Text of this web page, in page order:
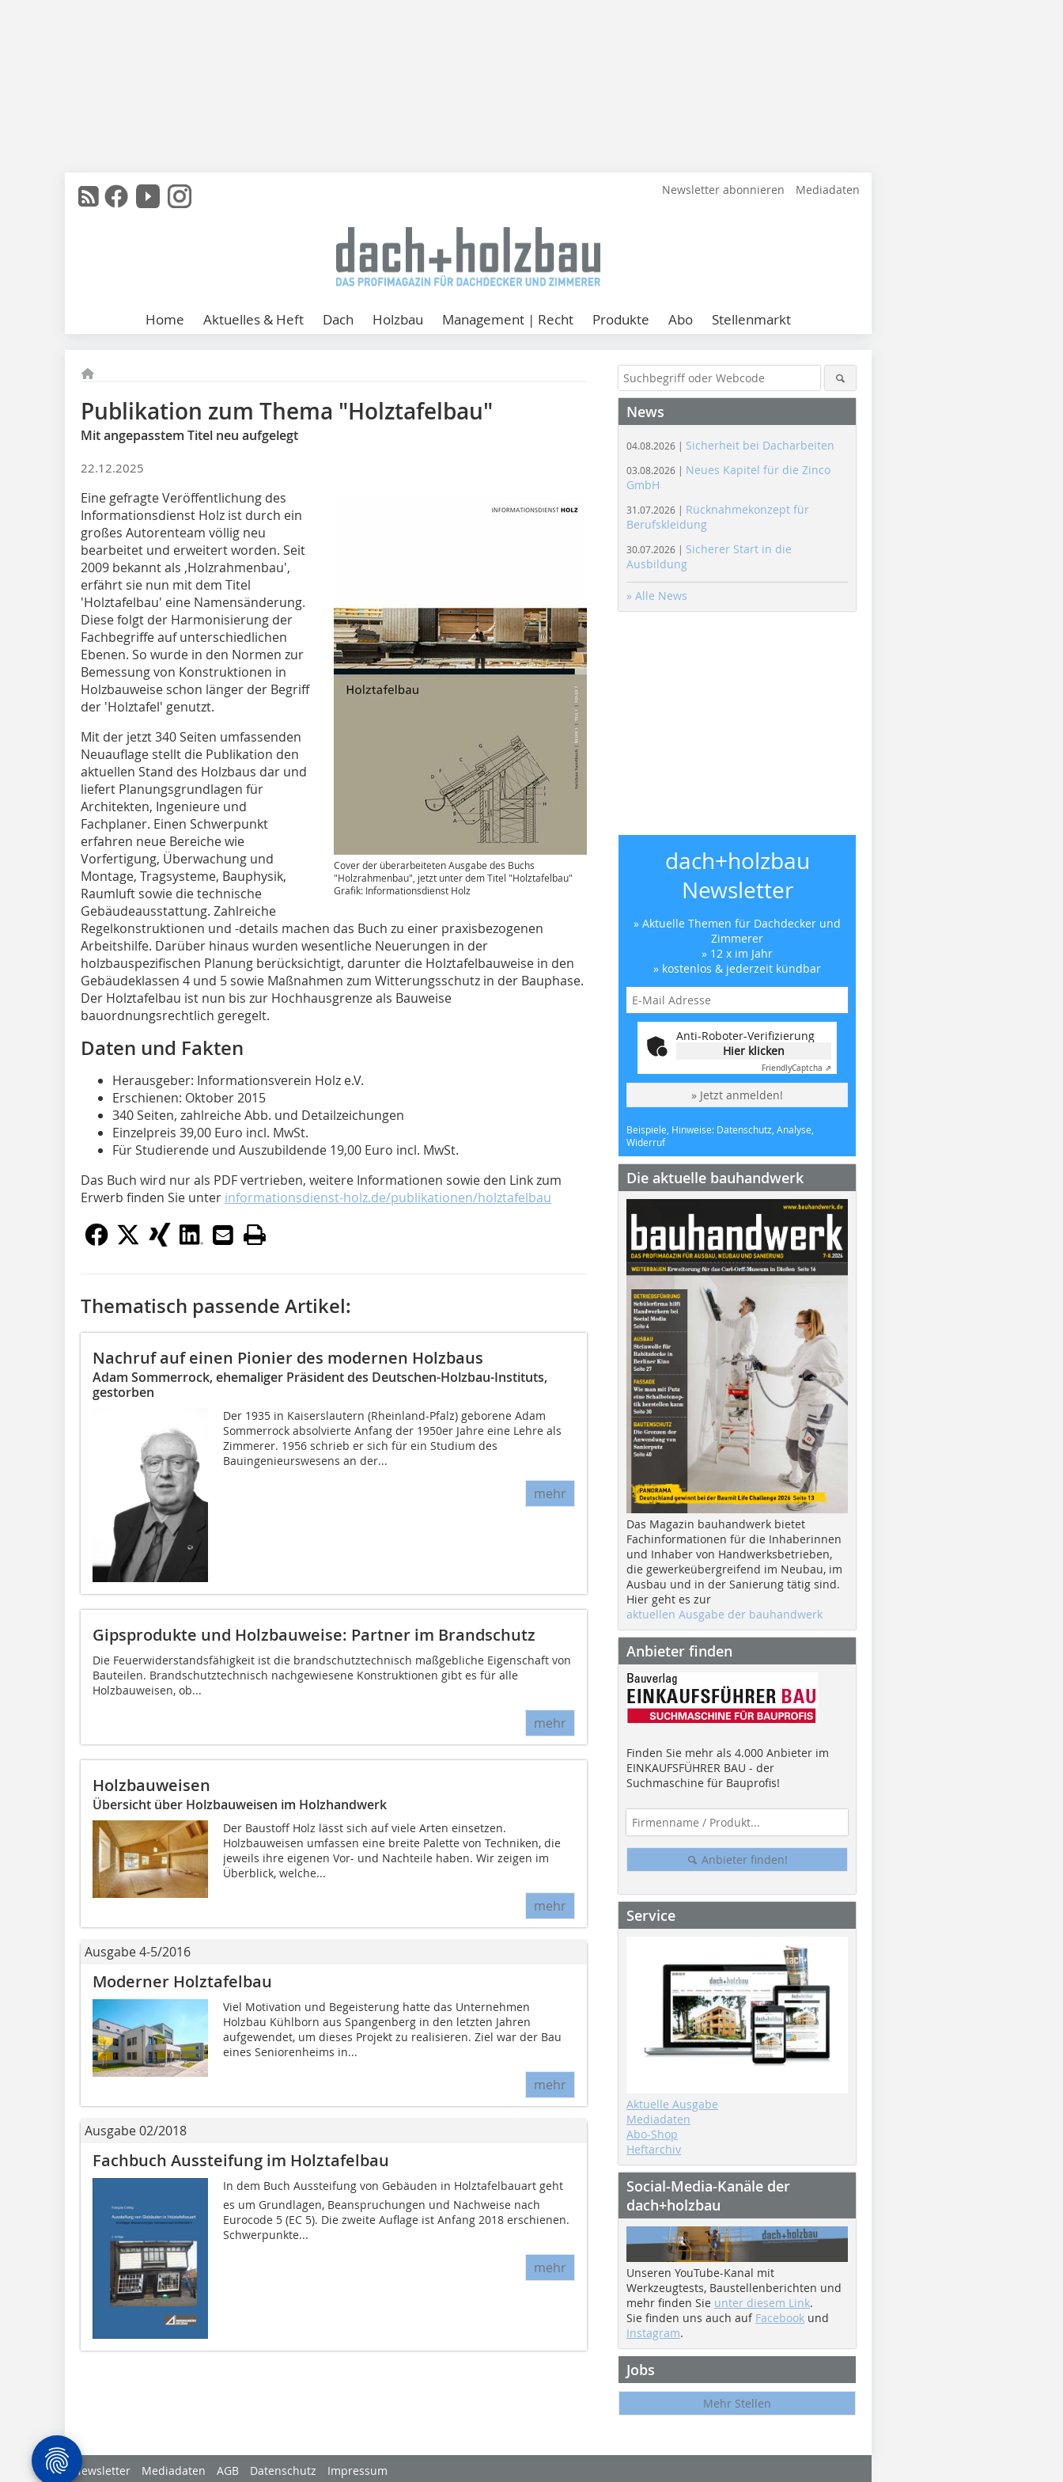
Newsletter abonnieren Mediadaten
Home Aktuelles & Heft Dach Holzbau Management | Recht Produkte Abo Stellenmarkt
Publikation zum Thema "Holztafelbau"
Mit angepasstem Titel neu aufgelegt
22.12.2025
Cover der überarbeiteten Ausgabe des Buchs
"Holzrahmenbau", jetzt unter dem Titel "Holztafelbau"
Grafik: Informationsdienst Holz
Eine gefragte Veröffentlichung des
Informationsdienst Holz ist durch ein
großes Autorenteam völlig neu
bearbeitet und erweitert worden. Seit
2009 bekannt als ‚Holzrahmenbau',
erfährt sie nun mit dem Titel
'Holztafelbau' eine Namensänderung.
Diese folgt der Harmonisierung der
Fachbegriffe auf unterschiedlichen
Ebenen. So wurde in den Normen zur
Bemessung von Konstruktionen in
Holzbauweise schon länger der Begriff
der 'Holztafel' genutzt.
Mit der jetzt 340 Seiten umfassenden
Neuauflage stellt die Publikation den
aktuellen Stand des Holzbaus dar und
liefert Planungsgrundlagen für
Architekten, Ingenieure und
Fachplaner. Einen Schwerpunkt
erfahren neue Bereiche wie
Vorfertigung, Überwachung und
Montage, Tragsysteme, Bauphysik,
Raumluft sowie die technische
Gebäudeausstattung. Zahlreiche
Regelkonstruktionen und -details machen das Buch zu einer praxisbezogenen
Arbeitshilfe. Darüber hinaus wurden wesentliche Neuerungen in der
holzbauspezifischen Planung berücksichtigt, darunter die Holztafelbauweise in den
Gebäudeklassen 4 und 5 sowie Maßnahmen zum Witterungsschutz in der Bauphase.
Der Holztafelbau ist nun bis zur Hochhausgrenze als Bauweise
bauordnungsrechtlich geregelt.
Daten und Fakten
Herausgeber: Informationsverein Holz e.V.
Erschienen: Oktober 2015
340 Seiten, zahlreiche Abb. und Detailzeichungen
Einzelpreis 39,00 Euro incl. MwSt.
Für Studierende und Auszubildende 19,00 Euro incl. MwSt.
Das Buch wird nur als PDF vertrieben, weitere Informationen sowie den Link zum
Erwerb finden Sie unter informationsdienst-holz.de/publikationen/holztafelbau
Thematisch passende Artikel:
Nachruf auf einen Pionier des modernen Holzbaus
Adam Sommerrock, ehemaliger Präsident des Deutschen-Holzbau-Instituts,
gestorben
Der 1935 in Kaiserslautern (Rheinland-Pfalz) geborene Adam
Sommerrock absolvierte Anfang der 1950er Jahre eine Lehre als
Zimmerer. 1956 schrieb er sich für ein Studium des
Bauingenieurswesens an der...
mehr
Gipsprodukte und Holzbauweise: Partner im Brandschutz
Die Feuerwiderstandsfähigkeit ist die brandschutztechnisch maßgebliche Eigenschaft von
Bauteilen. Brandschutztechnisch nachgewiesene Konstruktionen gibt es für alle
Holzbauweisen, ob...
mehr
Holzbauweisen
Übersicht über Holzbauweisen im Holzhandwerk
Der Baustoff Holz lässt sich auf viele Arten einsetzen.
Holzbauweisen umfassen eine breite Palette von Techniken, die
jeweils ihre eigenen Vor- und Nachteile haben. Wir zeigen im
Überblick, welche...
mehr
Ausgabe 4-5/2016
Moderner Holztafelbau
Viel Motivation und Begeisterung hatte das Unternehmen
Holzbau Kühlborn aus Spangenberg in den letzten Jahren
aufgewendet, um dieses Projekt zu realisieren. Ziel war der Bau
eines Seniorenheims in...
mehr
Ausgabe 02/2018
Fachbuch Aussteifung im Holztafelbau
In dem Buch Aussteifung von Gebäuden in Holztafelbauart geht
es um Grundlagen, Beanspruchungen und Nachweise nach
Eurocode 5 (EC 5). Die zweite Auflage ist Anfang 2018 erschienen.
Schwerpunkte...
mehr
News
04.08.2026 | Sicherheit bei Dacharbeiten
03.08.2026 | Neues Kapitel für die Zinco
GmbH
31.07.2026 | Rücknahmekonzept für
Berufskleidung
30.07.2026 | Sicherer Start in die
Ausbildung
» Alle News
dach+holzbau
Newsletter
» Aktuelle Themen für Dachdecker und
Zimmerer
» 12 x im Jahr
» kostenlos & jederzeit kündbar
Anti-Roboter-Verifizierung
Hier klicken
FriendlyCaptcha ⇗
» Jetzt anmelden!
Beispiele, Hinweise: Datenschutz, Analyse,
Widerruf
Die aktuelle bauhandwerk
Das Magazin bauhandwerk bietet
Fachinformationen für die Inhaberinnen
und Inhaber von Handwerksbetrieben,
die gewerkeübergreifend im Neubau, im
Ausbau und in der Sanierung tätig sind.
Hier geht es zur
aktuellen Ausgabe der bauhandwerk
Anbieter finden
Finden Sie mehr als 4.000 Anbieter im
EINKAUFSFÜHRER BAU - der
Suchmaschine für Bauprofis!
Anbieter finden!
Service
Aktuelle Ausgabe
Mediadaten
Abo-Shop
Heftarchiv
Social-Media-Kanäle der
dach+holzbau
Unseren YouTube-Kanal mit
Werkzeugtests, Baustellenberichten und
mehr finden Sie unter diesem Link.
Sie finden uns auch auf Facebook und
Instagram.
Jobs
Mehr Stellen
Newsletter Mediadaten AGB Datenschutz Impressum